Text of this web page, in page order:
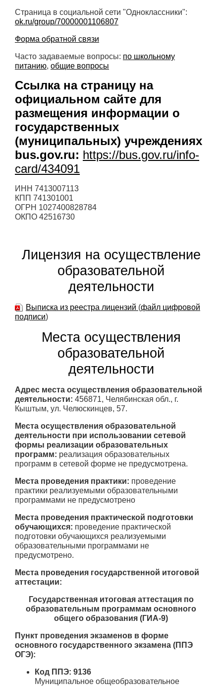
Страница в социальной сети "Одноклассники":
ok.ru/group/70000001106807
Форма обратной связи
Часто задаваемые вопросы: по школьному
питанию, общие вопросы
Ссылка на страницу на
официальном сайте для
размещения информации о
государственных
(муниципальных) учреждениях
bus.gov.ru: https://bus.gov.ru/info-
card/434091
ИНН 7413007113
КПП 741301001
ОГРН 1027400828784
ОКПО 42516730
Лицензия на осуществление
образовательной
деятельности
Выписка из реестра лицензий (файл цифровой
подписи)
Места осуществления
образовательной
деятельности
Адрес места осуществления образовательной
деятельности: 456871, Челябинская обл., г.
Кыштым, ул. Челюскинцев, 57.
Места осуществления образовательной
деятельности при использовании сетевой
формы реализации образовательных
программ: реализация образовательных
программ в сетевой форме не предусмотрена.
Места проведения практики: проведение
практики реализуемыми образовательными
программами не предусмотрено
Места проведения практической подготовки
обучающихся: проведение практической
подготовки обучающихся реализуемыми
образовательными программами не
предусмотрено.
Места проведения государственной итоговой
аттестации:
Государственная итоговая аттестация по
образовательным программам основного
общего образования (ГИА-9)
Пункт проведения экзаменов в форме
основного государственного экзамена (ППЭ
ОГЭ):
Код ППЭ: 9136
Муниципальное общеобразовательное